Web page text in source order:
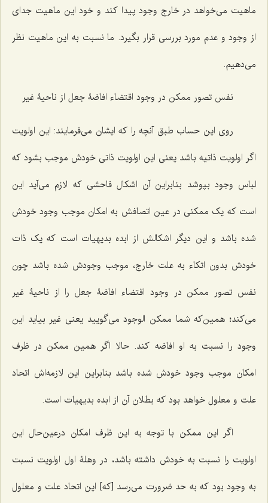
ماهیت می‌خواهد در خارج وجود پیدا کند و خود این ماهیت جدای
از وجود و عدم مورد بررسی قرار بگیرد. ما نسبت به این ماهیت نظر
می‌دهیم.
نفس تصور ممکن در وجود اقتضاء افاضۀ جعل از ناحیۀ غیر
روی این حساب طبق آنچه را که ایشان می‌فرمایند: این اولویت
اگر اولویت ذاتیه باشد یعنی این اولویت ذاتی خودش موجب بشود که
لباس وجود بپوشد بنابراین آن اشکال فاحشی که لازم می‌آید این
است که یک ممکنی در عین اتصافش به امکان موجب وجود خودش
شده باشد و این دیگر اشکالش از ابده بدیهیات است که یک ذات
خودش بدون اتکاء به علت خارج، موجب وجودش شده باشد چون
نفس تصور ممکن در وجود اقتضاء افاضۀ جعل را از ناحیۀ غیر
می‌کند؛ همین‌که شما ممکن الوجود می‌گویید یعنی غیر بیاید این
وجود را نسبت به او افاضه کند. حالا اگر همین ممکن در ظرف
امکان موجب وجود خودش شده باشد بنابراین این لازمه‌اش اتحاد
علت و معلول خواهد بود که بطلان آن از ابده بدیهیات است.
اگر این ممکن با توجه به این ظرف امکان درعین‌حال این
اولویت را نسبت به خودش داشته باشد، در وهلۀ اول اولویت نسبت
به وجود بود که به حد ضرورت می‌رسد [که] این اتحاد علت و معلول